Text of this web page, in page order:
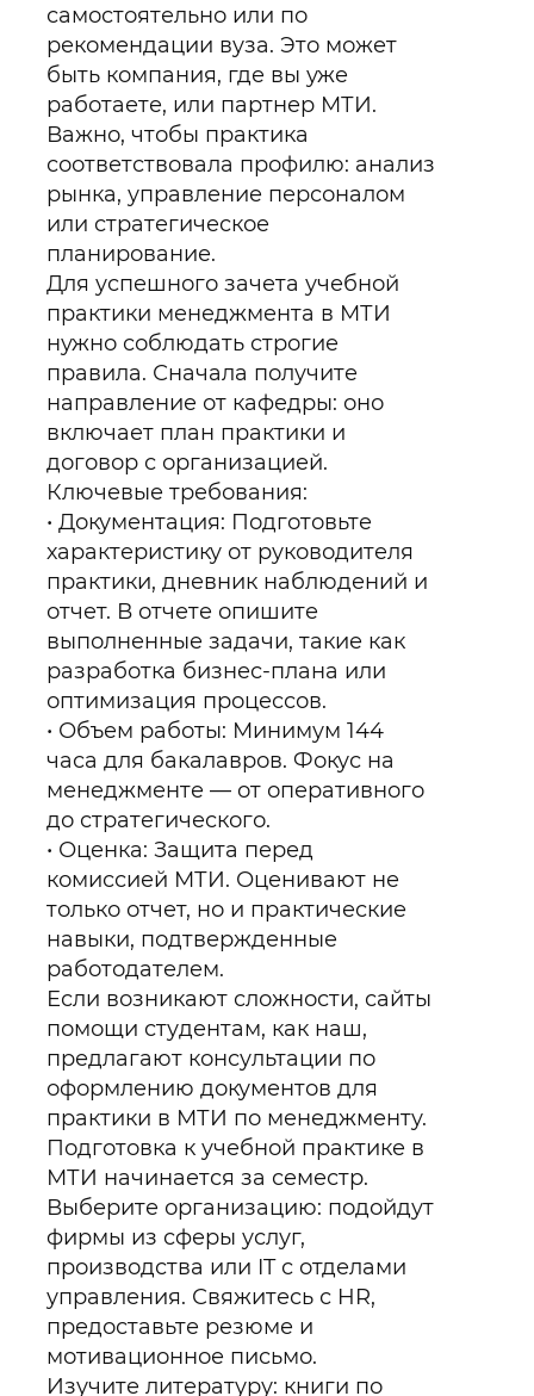
самостоятельно или по
рекомендации вуза. Это может
быть компания, где вы уже
работаете, или партнер МТИ.
Важно, чтобы практика
соответствовала профилю: анализ
рынка, управление персоналом
или стратегическое
планирование.
Для успешного зачета учебной
практики менеджмента в МТИ
нужно соблюдать строгие
правила. Сначала получите
направление от кафедры: оно
включает план практики и
договор с организацией.
Ключевые требования:
Документация: Подготовьте
характеристику от руководителя
практики, дневник наблюдений и
отчет. В отчете опишите
выполненные задачи, такие как
разработка бизнес-плана или
оптимизация процессов.
Объем работы: Минимум 144
часа для бакалавров. Фокус на
менеджменте — от оперативного
до стратегического.
Оценка: Защита перед
комиссией МТИ. Оценивают не
только отчет, но и практические
навыки, подтвержденные
работодателем.
Если возникают сложности, сайты
помощи студентам, как наш,
предлагают консультации по
оформлению документов для
практики в МТИ по менеджменту.
Подготовка к учебной практике в
МТИ начинается за семестр.
Выберите организацию: подойдут
фирмы из сферы услуг,
производства или IT с отделами
управления. Свяжитесь с HR,
предоставьте резюме и
мотивационное письмо.
Изучите литературу: книги по